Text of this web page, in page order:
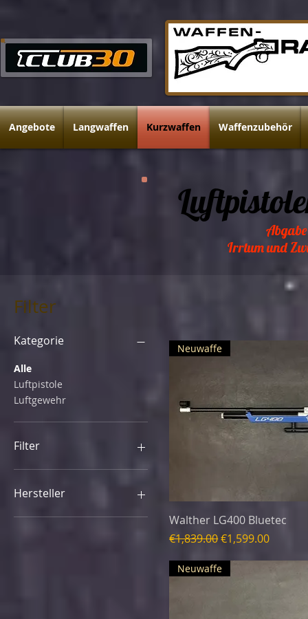
Irrtum und
Filter
Kategorie
Alle
Luftpistole
Luftgewehr
Filter
Neuwaffe
Hersteller
Hämmerli
Neuwaffe
Walther LG400 Bluetec
Standardpreis
€1,839.00Sale-Preis
€1,599.00
Neuwaffe
Angebote Langwaffen Kurzwaffen Waffenzubehör